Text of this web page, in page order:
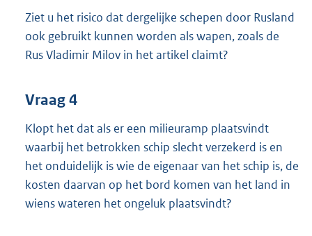
Ziet u het risico dat dergelijke schepen door Rusland
ook gebruikt kunnen worden als wapen, zoals de
Rus Vladimir Milov in het artikel claimt?
Vraag 4
Klopt het dat als er een milieuramp plaatsvindt
waarbij het betrokken schip slecht verzekerd is en
het onduidelijk is wie de eigenaar van het schip is, de
kosten daarvan op het bord komen van het land in
wiens wateren het ongeluk plaatsvindt?